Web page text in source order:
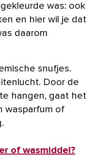
was: ook
en hier wil je dat
daarom
snufjes.
Door de
hangen, gaat het
wasparfum of
of wasmiddel?